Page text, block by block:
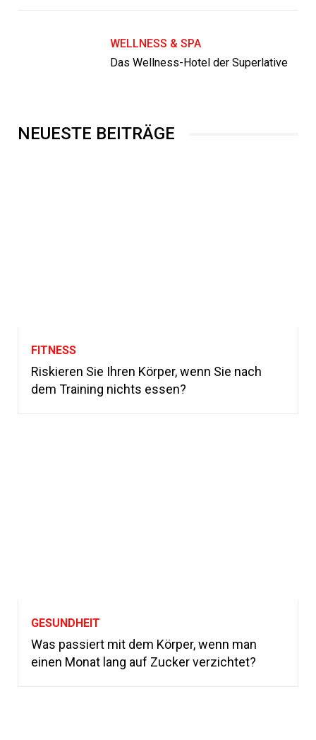
WELLNESS & SPA
Das Wellness-Hotel der Superlative
NEUESTE BEITRÄGE
FITNESS
Riskieren Sie Ihren Körper, wenn Sie nach
dem Training nichts essen?
GESUNDHEIT
Was passiert mit dem Körper, wenn man
einen Monat lang auf Zucker verzichtet?